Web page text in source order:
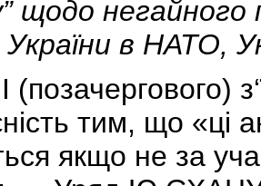
щодо
в НАТО,
(позачергового)
тим, що «ці
якщо не за